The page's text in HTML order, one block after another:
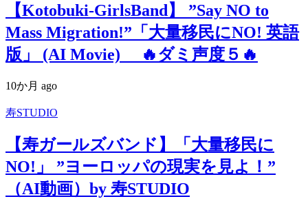
【Kotobuki-GirlsBand】 ”Say NO to
Mass Migration!”「大量移民にNO! 英語
版」 (AI Movie) 🔥ダミ声度５🔥
10か月 ago
寿STUDIO
【寿ガールズバンド】「大量移民に
NO!」 ”ヨーロッパの現実を見よ！”
（AI動画）by 寿STUDIO